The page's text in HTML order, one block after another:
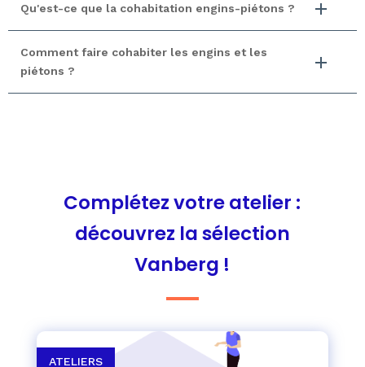
Qu'est-ce que la cohabitation engins-piétons ?
Comment faire cohabiter les engins et les
piétons ?
Complétez votre atelier :
découvrez la sélection
Vanberg !
ATELIERS